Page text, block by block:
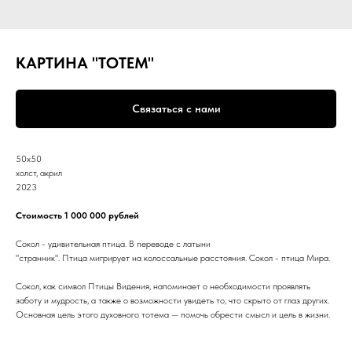
КАРТИНА "ТОТЕМ"
Связаться с нами
50х50
холст, акрил
2023
Стоимость 1 000 000 рублей
Сокол - удивительная птица. В переводе с латыни
"странник". Птица мигрирует на колоссальные расстояния. Сокол - птица Мира.
Сокол, как символ Птицы Видения, напоминает о необходимости проявлять
заботу и мудрость, а также о возможности увидеть то, что скрыто от глаз других.
Основная цель этого духовного тотема — помочь обрести смысл и цель в жизни.